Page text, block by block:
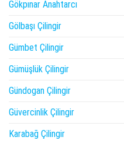
Gökpınar Anahtarcı
Gölbaşı Çilingir
Gümbet Çilingir
Gümüşlük Çilingir
Gündogan Çilingir
Güvercinlik Çilingir
Karabağ Çilingir